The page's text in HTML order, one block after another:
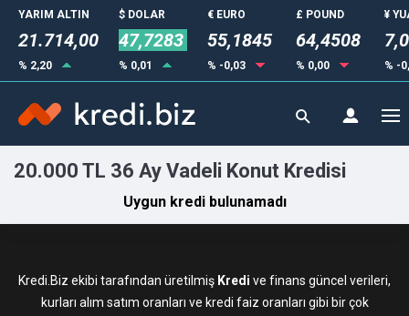
YARIM ALTIN
21.714,00
% 2,20
$ DOLAR
47,7283
% 0,01
€ EURO
55,1845
% -0,03
£ POUND
64,4508
% 0,00
¥
% -
20.000 TL 36 Ay Vadeli Konut Kredisi
Uygun kredi bulunamadı
Kredi.Biz ekibi tarafından üretilmiş Kredi ve finans güncel verileri,
kurları alım satım oranları ve kredi faiz oranları gibi bir çok